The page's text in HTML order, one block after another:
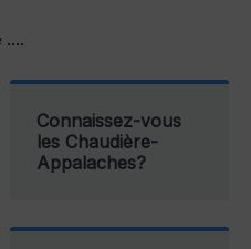
….
Connaissez-vous
les Chaudière-
Appalaches?